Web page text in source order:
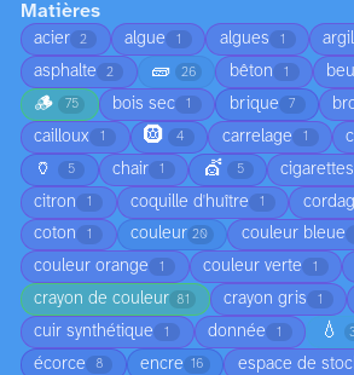
Matières
acier 2 algue 1 algues 1
asphalte 2 🧱 26 bêton 1
🪵 75 bois sec 1 brique 7
cailloux 1 🛞 4 carrelage 1
🏺 5 chair 1 💇 5 cigarettes
citron 1 coquille d'huître 1
coton 1 couleur 20 couleur bleue
couleur orange 1 couleur verte 1
crayon de couleur 81 crayon gris 1
cuir synthétique 1 donnée 1 💧
écorce 8 encre 16 espace de